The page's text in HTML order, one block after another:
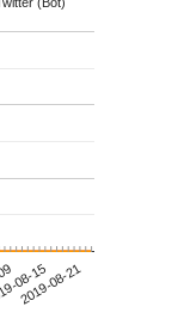
08-15
2019-08-21